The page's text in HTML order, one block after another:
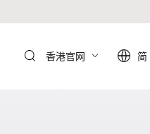
香港官网 简